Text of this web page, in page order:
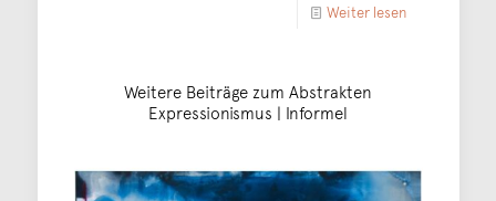
Weiter lesen
Weitere Beiträge zum Abstrakten
Expressionismus | Informel